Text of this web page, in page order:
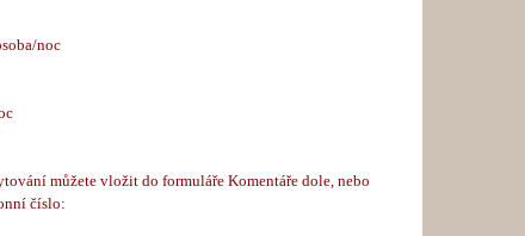
noc
můžete vložit do formuláře Komentáře dole, nebo
číslo: